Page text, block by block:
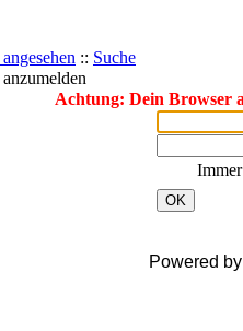
:: Suche
Achtung: Dein Browser
OK
Powered by